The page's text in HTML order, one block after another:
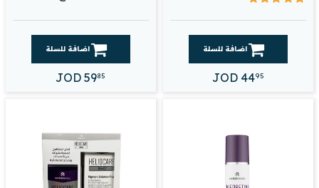
اضافة للسلة
JOD4495
اضافة للسلة
JOD 5985